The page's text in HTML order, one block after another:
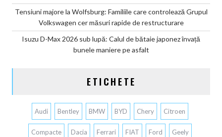
Tensiuni majore la Wolfsburg: Familiile care controlează Grupul
Volkswagen cer măsuri rapide de restructurare
Isuzu D-Max 2026 sub lupă: Calul de bătaie japonez învață
bunele maniere pe asfalt
ETICHETE
Audi Bentley BMW BYD Chery Citroen
Compacte Dacia Ferrari FIAT Ford Geely